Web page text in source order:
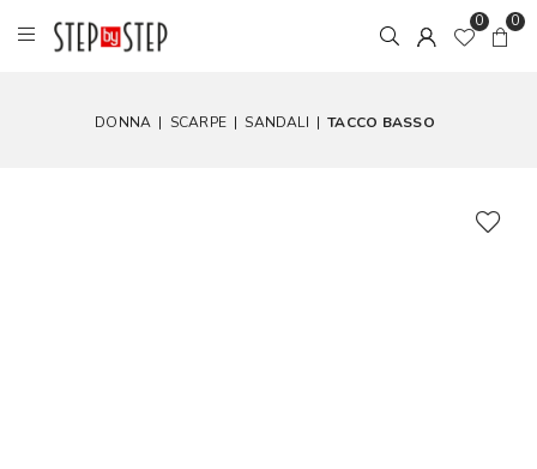
0 0
DONNA | SCARPE | SANDALI | TACCO BASSO